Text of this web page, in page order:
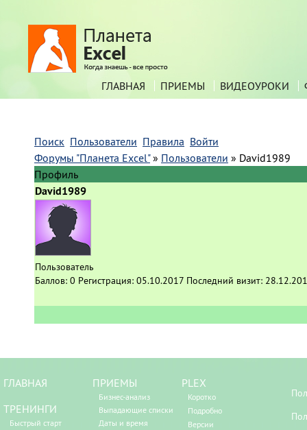
ГЛАВНАЯ ПРИЕМЫ ВИДЕОУРОКИ
Поиск Пользователи Правила Войти
Форумы "Планета Excel" » Пользователи » David1989
Профиль
David1989
Пользователь
Баллов: 0 Регистрация: 05.10.2017 Последний визит:
ГЛАВНАЯ
ТРЕНИНГИ
Быстрый старт
ПРИЕМЫ
Бизнес-анализ
Выпадающие списки
Даты и время
PLEX
Коротко
Подробно
Версии